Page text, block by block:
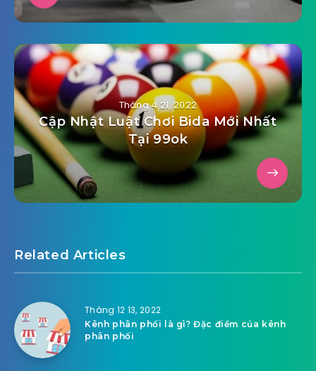
Tháng 4 21, 2022
Cập Nhật Luật Chơi Bida Mới Nhất
Tại 99ok
Related Articles
Tháng 12 13, 2022
Kênh phân phối là gì? Đặc điểm của kênh
phân phối